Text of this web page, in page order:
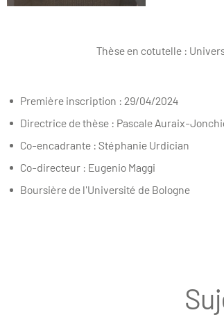
Thèse en cotutelle :
Première inscription : 29/04/2024
Directrice de thèse : Pascale Auraix-
Co-encadrante : Stéphanie Urdician
Co-directeur : Eugenio Maggi
Boursière de l'Université de Bologne